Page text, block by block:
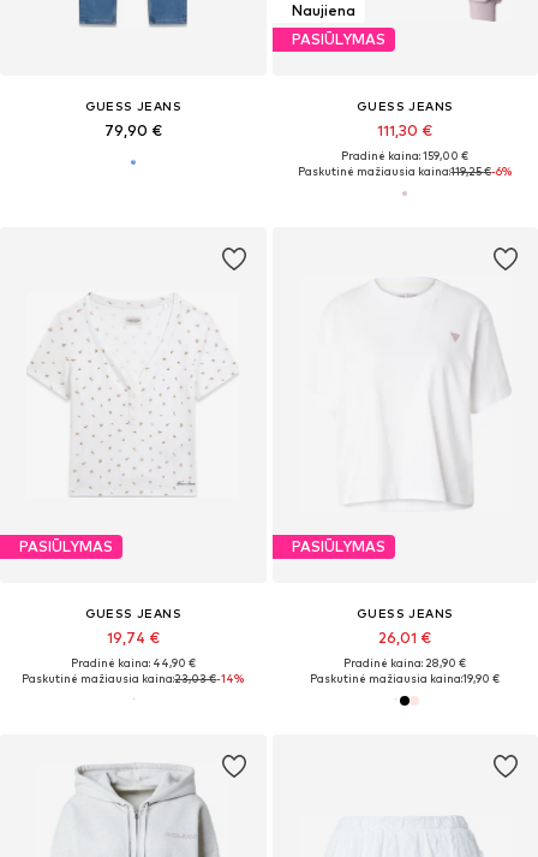
GUESS JEANS
79,90 €
Naujiena
PASIŪLYMAS
GUESS JEANS
111,30 €
Pradinė kaina: 159,00 €
Paskutinė mažiausia kaina:119,25 €-6%
PASIŪLYMAS
GUESS JEANS
19,74 €
Pradinė kaina: 44,90 €
Paskutinė mažiausia kaina:23,03 €-14%
PASIŪLYMAS
GUESS JEANS
26,01 €
Pradinė kaina: 28,90 €
Paskutinė mažiausia kaina:19,90 €